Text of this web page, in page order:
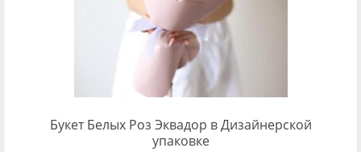
Букет Белых Роз Эквадор в Дизайнерской
упаковке